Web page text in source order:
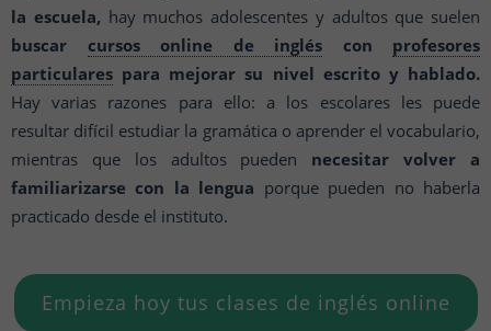
la escuela, hay muchos adolescentes y adultos que suelen
buscar cursos online de inglés con profesores
particulares para mejorar su nivel escrito y hablado.
Hay varias razones para ello: a los escolares les puede
resultar difícil estudiar la gramática o aprender el vocabulario,
mientras que los adultos pueden necesitar volver a
familiarizarse con la lengua porque pueden no haberla
practicado desde el instituto.
Empieza hoy tus clases de inglés online